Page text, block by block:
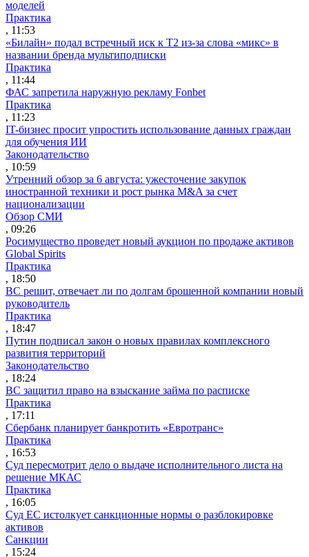
моделей
Практика
, 11:53
«Билайн» подал встречный иск к Т2 из-за слова «микс» в
названии бренда мультиподписки
Практика
, 11:44
ФАС запретила наружную рекламу Fonbet
Практика
, 11:23
IT-бизнес просит упростить использование данных граждан
для обучения ИИ
Законодательство
, 10:59
Утренний обзор за 6 августа: ужесточение закупок
иностранной техники и рост рынка M&A за счет
национализации
Обзор СМИ
, 09:26
Росимущество проведет новый аукцион по продаже активов
Global Spirits
Практика
, 18:50
ВС решит, отвечает ли по долгам брошенной компании новый
руководитель
Практика
, 18:47
Путин подписал закон о новых правилах комплексного
развития территорий
Законодательство
, 18:24
ВС защитил право на взыскание займа по расписке
Практика
, 17:11
Сбербанк планирует банкротить «Евротранс»
Практика
, 16:53
Суд пересмотрит дело о выдаче исполнительного листа на
решение МКАС
Практика
, 16:05
Суд ЕС истолкует санкционные нормы о разблокировке
активов
Санкции
, 15:24